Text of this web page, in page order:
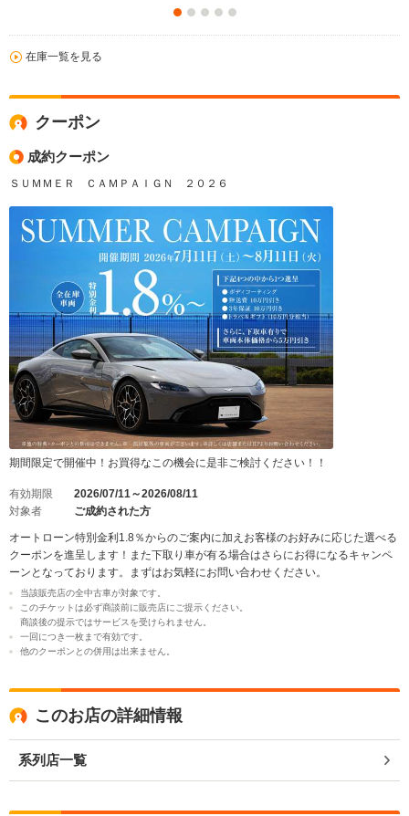
在庫一覧を見る
クーポン
成約クーポン
ＳＵＭＭＥＲ ＣＡＭＰＡＩＧＮ ２０２６
期間限定で開催中！お買得なこの機会に是非ご検討ください！！
有効期限
2026/07/11～2026/08/11
対象者
ご成約された方
オートローン特別金利1.8％からのご案内に加えお客様のお好みに応じた選べる
クーポンを進呈します！また下取り車が有る場合はさらにお得になるキャンペ
ーンとなっております。まずはお気軽にお問い合わせください。
当該販売店の全中古車が対象です。
このチケットは必ず商談前に販売店にご提示ください。
商談後の提示ではサービスを受けられません。
一回につき一枚まで有効です。
他のクーポンとの併用は出来ません。
このお店の詳細情報
系列店一覧